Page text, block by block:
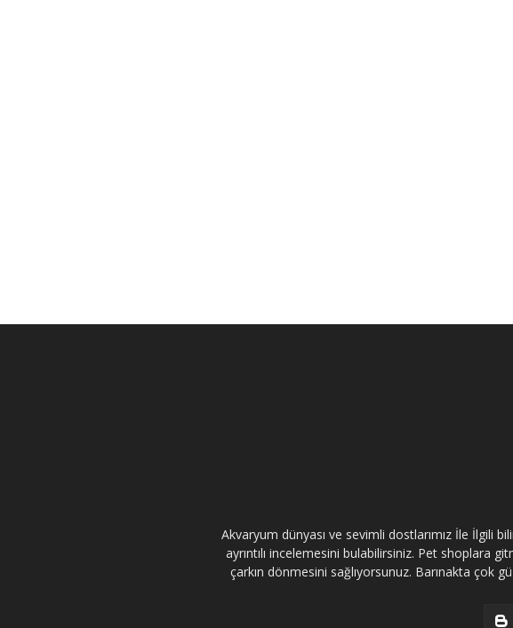
Akvaryum dünyası ve sevimli dostlarımız İle İlgili
ayrıntılı incelemesini bulabilirsiniz. Pet shoplara
çarkın dönmesini sağlıyorsunuz. Barınakta çok